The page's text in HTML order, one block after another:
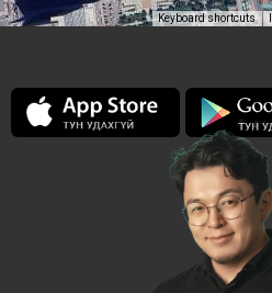
Keyboard shortcuts